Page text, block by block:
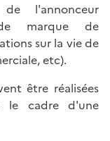
l'annonceur
marque de
sur la vie de
etc).
être réalisées
le cadre d'une